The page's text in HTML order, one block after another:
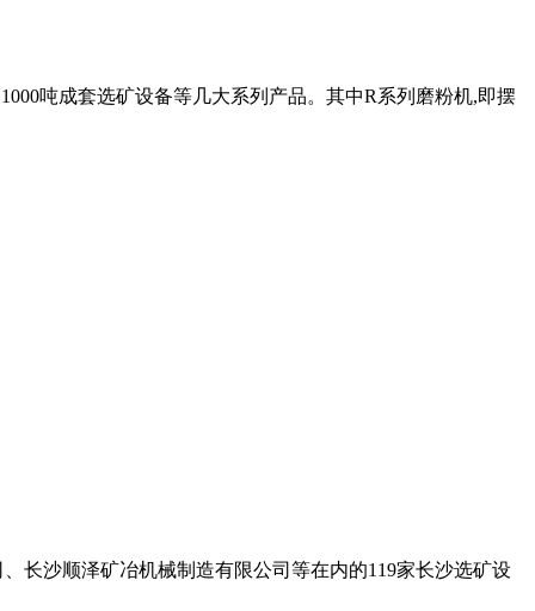
吨成套选矿设备等几大系列产品。其中R系列磨粉机,即摆
长沙顺泽矿冶机械制造有限公司等在内的119家长沙选矿设